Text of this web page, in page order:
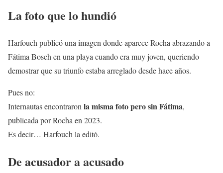
La foto que lo hundió
Harfouch publicó una imagen donde aparece Rocha abrazando a
Fátima Bosch en una playa cuando era muy joven, queriendo
demostrar que su triunfo estaba arreglado desde hace años.
Pues no:
Internautas encontraronla misma foto pero sin Fátima,
publicada por Rocha en 2023.
Es decir… Harfouch la editó.
De acusador a acusado